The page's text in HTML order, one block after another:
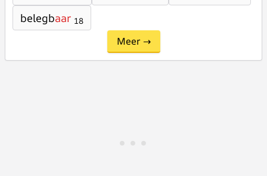
belegbaar 18
Meer →